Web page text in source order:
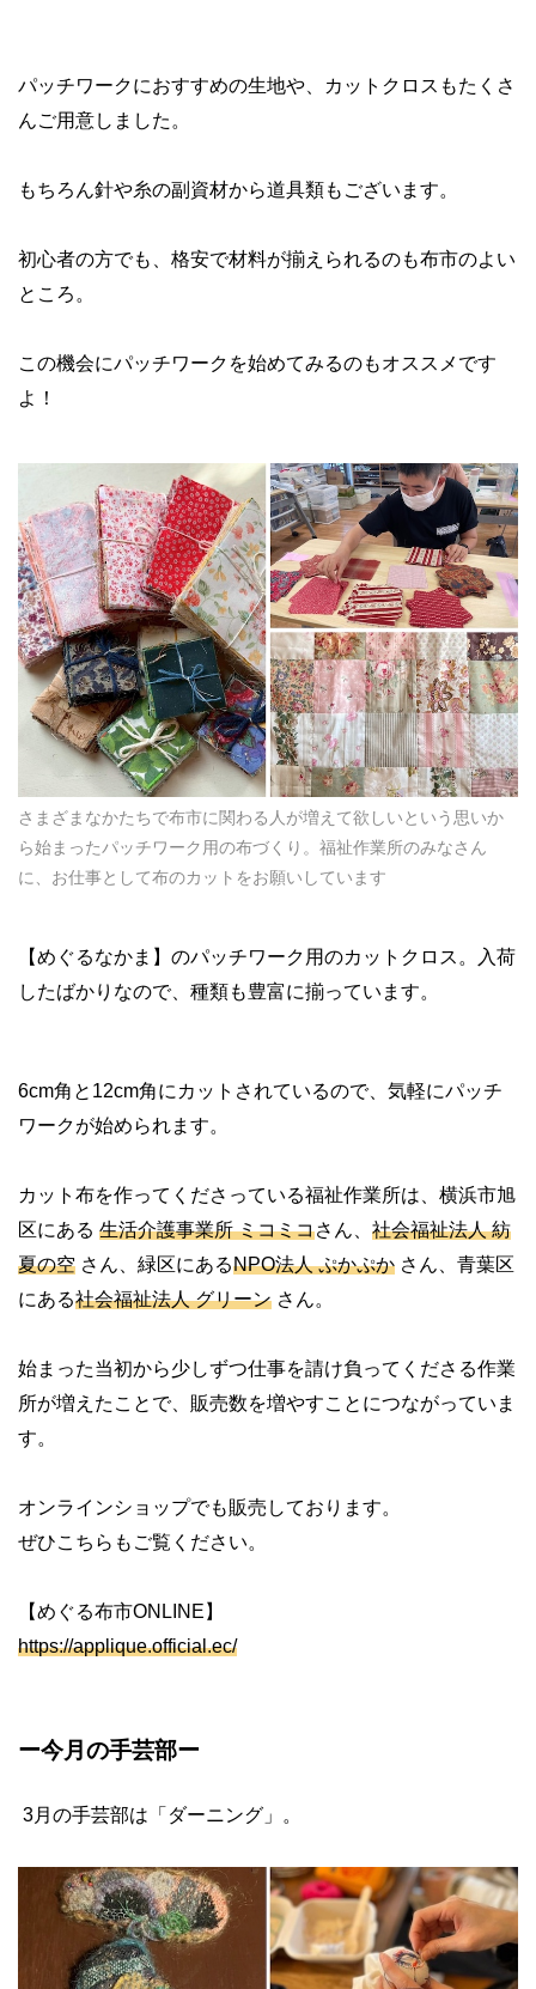
パッチワークにおすすめの生地や、カットクロスもたくさ
んご用意しました。
もちろん針や糸の副資材から道具類もございます。
初心者の方でも、格安で材料が揃えられるのも布市のよい
ところ。
この機会にパッチワークを始めてみるのもオススメです
よ！
さまざまなかたちで布市に関わる人が増えて欲しいという思いか
ら始まったパッチワーク用の布づくり。福祉作業所のみなさん
に、お仕事として布のカットをお願いしています
【めぐるなかま】のパッチワーク用のカットクロス。入荷
したばかりなので、種類も豊富に揃っています。
6cm角と12cm角にカットされているので、気軽にパッチ
ワークが始められます。
カット布を作ってくださっている福祉作業所は、横浜市旭
区にある 生活介護事業所 ミコミコさん、 社会福祉法人 紡
夏の空 さん、緑区にあるNPO法人 ぷかぷか さん、青葉区
にある社会福祉法人 グリーン さん。
始まった当初から少しずつ仕事を請け負ってくださる作業
所が増えたことで、販売数を増やすことにつながっていま
す。
オンラインショップでも販売しております。
ぜひこちらもご覧ください。
【めぐる布市ONLINE】
https://applique.official.ec/
ー今月の手芸部ー
3月の手芸部は「ダーニング」。